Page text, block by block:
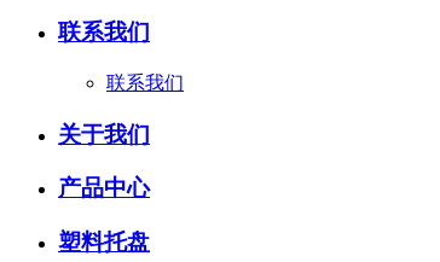
联系我们
联系我们
关于我们
产品中心
塑料托盘